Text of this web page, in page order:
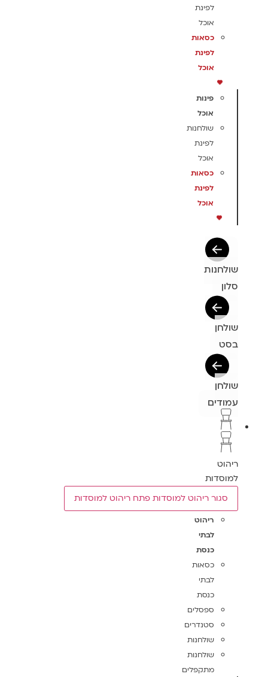
לפינת
אוכל
כסאות
לפינת
אוכל
פינות
אוכל
שולחנות
לפינת
אוכל
כסאות
לפינת
אוכל
שולחנות
סלון
שולחן
בסט
שולחן
עמודים
ריהוט
למוסדות
סגור ריהוט למוסדות פתח ריהוט למוסדות
ריהוט
לבתי
כנסת
כסאות
לבתי
כנסת
ספסלים
סטנדרים
שולחנות
שולחנות
מתקפלים